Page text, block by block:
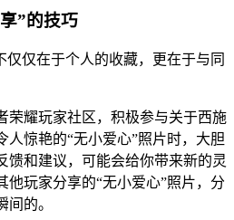
”的技巧
仅仅在于个人的收藏，更在于与同
荣耀玩家社区，积极参与关于西施
人惊艳的“无小爱心”照片时，大胆
馈和建议，可能会给你带来新的灵
他玩家分享的“无小爱心”照片，分
的。